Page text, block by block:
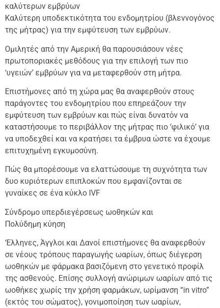
καλύτερων εμβρύων
Καλύτερη υποδεκτικότητα του ενδομητρίου (βλεννογόνος
της μήτρας) για την εμφύτευση των εμβρύων.
Ομιλητές από την Αμερική θα παρουσιάσουν νέες
πρωτοποριακές μεθόδους για την επιλογή των πιο
‘υγειών’ εμβρύων για να μεταφερθούν στη μήτρα.
Επιστήμονες από τη χώρα μας θα αναφερθούν στους
παράγοντες του ενδομητρίου που επηρεάζουν την
εμφύτευση των εμβρύων και πώς είναι δυνατόν να
καταστήσουμε το περιβάλλον της μήτρας πιο ‘φιλικό’ για
να υποδεχθεί και να κρατήσει τα έμβρυα ώστε να έχουμε
επιτυχημένη εγκυμοσύνη.
Πώς θα μπορέσουμε να ελαττώσουμε τη συχνότητα των
δυο κυριότερων επιπλοκών που εμφανίζονται σε
γυναίκες σε ένα κύκλο IVF
Σύνδρομο υπερδιεγέρσεως ωοθηκών και
Πολύδημη κύηση
‘Ελληνες, Άγγλοι και Δανοί επιστήμονες θα αναφερθούν
σε νέους τρόπους παραγωγής ωαρίων, όπως διέγερση
ωοθηκών με φάρμακα βασιζόμενη στο γενετικό προφίλ
της ασθενούς. Επίσης συλλογή ανώριμων ωαρίων από τις
ωοθήκες χωρίς την χρήση φαρμάκων, ωρίμανση “in vitro”
(εκτός του σώματος), γονιμοποίηση των ωαρίων,